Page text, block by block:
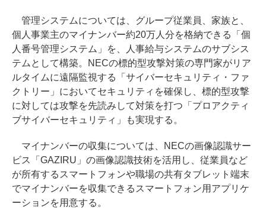
管理システムについては、グループ従業員、家族と、
個人事業主のマイナンバー約20万人分を格納できる「個
人番号管理システム」を、人事給与システムのサブシス
テムとして構築。NECの標的型攻撃対策の専門家がリア
ルタイムに遠隔監視する「サイバーセキュリティ・ファ
クトリー」においてセキュリティを確保し、標的型攻撃
に対しては攻撃を先読みして対策を打つ「プロアクティ
ブサイバーセキュリティ」も実現する。
マイナンバーの収集については、NECの画像認識サー
ビス「GAZIRU」の画像認識技術を活用し、従業員など
が所有するスマートフォンや職場の共有タブレット端末
でマイナンバーを収集できるスマートフォン用アプリケ
ーションを用意する。